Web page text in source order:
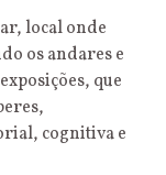
local onde
os andares e
que
cognitiva e